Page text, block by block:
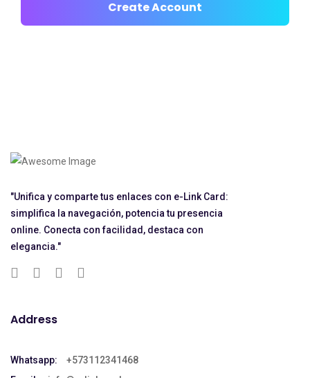
"Unifica y comparte tus enlaces con e-Link Card:
simplifica la navegación, potencia tu presencia
online. Conecta con facilidad, destaca con
elegancia."
Address
Whatsapp:
+573112341468